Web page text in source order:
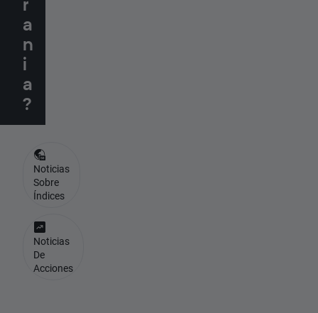
r
a
n
i
a
?
Noticias
Sobre
Índices
Noticias
De
Acciones